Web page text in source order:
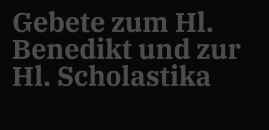
Gebete zum Hl.
Benedikt und zur
Hl. Scholastika